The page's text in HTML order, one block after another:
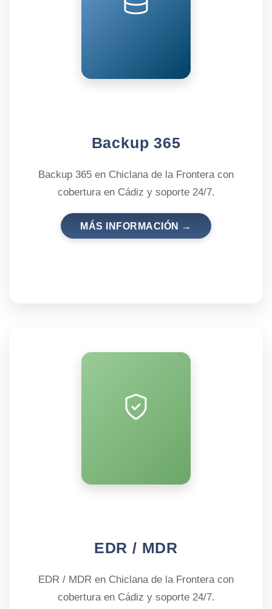
Backup 365
Backup 365 en Chiclana de la Frontera con
cobertura en Cádiz y soporte 24/7.
MÁS INFORMACIÓN →
EDR / MDR
EDR / MDR en Chiclana de la Frontera con
cobertura en Cádiz y soporte 24/7.